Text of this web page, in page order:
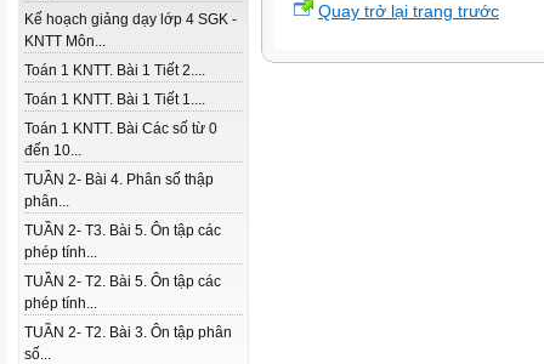
Kế hoạch giảng dạy lớp 4 SGK -
KNTT Môn...
Toán 1 KNTT. Bài 1 Tiết 2....
Toán 1 KNTT. Bài 1 Tiết 1....
Toán 1 KNTT. Bài Các số từ 0
đến 10...
TUẦN 2- Bài 4. Phân số thập
phân...
TUẦN 2- T3. Bài 5. Ôn tập các
phép tính...
TUẦN 2- T2. Bài 5. Ôn tập các
phép tính...
TUẦN 2- T2. Bài 3. Ôn tập phân
số...
Quay trở lại trang trước